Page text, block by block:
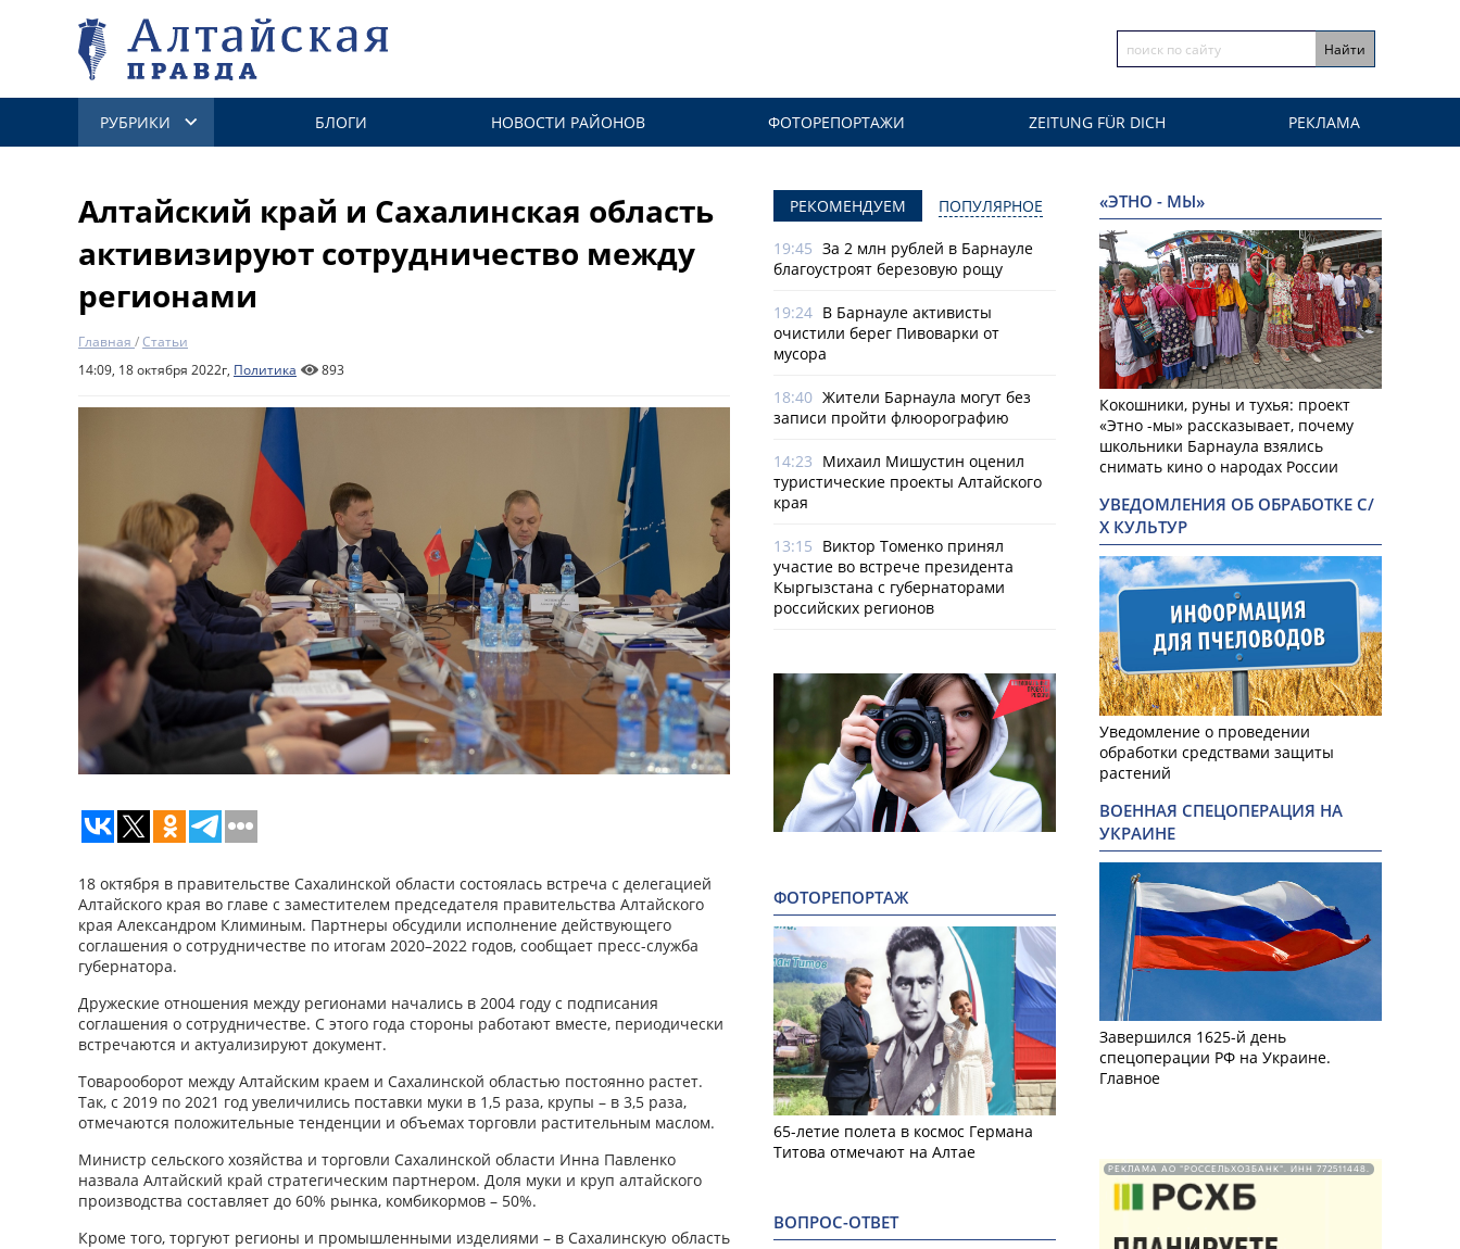
РУБРИКИ БЛОГИ НОВОСТИ РАЙОНОВ ФОТОРЕПОРТАЖИ ZEITUNG FÜR DICH РЕКЛАМА
Алтайский край и Сахалинская область
активизируют сотрудничество между
регионами
Главная /Статьи
14:09, 18 октября 2022г, Политика 893
18 октября в правительстве Сахалинской области состоялась встреча с делегацией
Алтайского края во главе с заместителем председателя правительства Алтайского
края Александром Климиным. Партнеры обсудили исполнение действующего
соглашения о сотрудничестве по итогам 2020–2022 годов, сообщает пресс-служба
губернатора.
Дружеские отношения между регионами начались в 2004 году с подписания
соглашения о сотрудничестве. С этого года стороны работают вместе, периодически
встречаются и актуализируют документ.
Товарооборот между Алтайским краем и Сахалинской областью постоянно растет.
Так, с 2019 по 2021 год увеличились поставки муки в 1,5 раза, крупы – в 3,5 раза,
отмечаются положительные тенденции и объемах торговли растительным маслом.
Министр сельского хозяйства и торговли Сахалинской области Инна Павленко
назвала Алтайский край стратегическим партнером. Доля муки и круп алтайского
производства составляет до 60% рынка, комбикормов – 50%.
Кроме того, торгуют регионы и промышленными изделиями – в Сахалинскую область
РЕКОМЕНДУЕМ ПОПУЛЯРНОЕ
19:45 За 2 млн рублей в Барнауле
благоустроят березовую рощу
19:24 В Барнауле активисты
очистили берег Пивоварки от
мусора
18:40 Жители Барнаула могут без
записи пройти флюорографию
14:23 Михаил Мишустин оценил
туристические проекты Алтайского
края
13:15 Виктор Томенко принял
участие во встрече президента
Кыргызстана с губернаторами
российских регионов
ФОТОРЕПОРТАЖ
65-летие полета в космос Германа
Титова отмечают на Алтае
ВОПРОС-ОТВЕТ
«ЭТНО - МЫ»
Кокошники, руны и тухья: проект
«Этно -мы» рассказывает, почему
школьники Барнаула взялись
снимать кино о народах России
УВЕДОМЛЕНИЯ ОБ ОБРАБОТКЕ С/
Х КУЛЬТУР
Уведомление о проведении
обработки средствами защиты
растений
ВОЕННАЯ СПЕЦОПЕРАЦИЯ НА
УКРАИНЕ
Завершился 1625-й день
спецоперации РФ на Украине.
Главное
РЕКЛАМА АО "РОССЕЛЬХОЗБАНК". ИНН 772511448.